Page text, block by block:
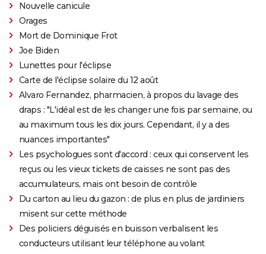
Nouvelle canicule
Orages
Mort de Dominique Frot
Joe Biden
Lunettes pour l'éclipse
Carte de l'éclipse solaire du 12 août
Alvaro Fernandez, pharmacien, à propos du lavage des
draps : "L'idéal est de les changer une fois par semaine, ou
au maximum tous les dix jours. Cependant, il y a des
nuances importantes"
Les psychologues sont d'accord : ceux qui conservent les
reçus ou les vieux tickets de caisses ne sont pas des
accumulateurs, mais ont besoin de contrôle
Du carton au lieu du gazon : de plus en plus de jardiniers
misent sur cette méthode
Des policiers déguisés en buisson verbalisent les
conducteurs utilisant leur téléphone au volant